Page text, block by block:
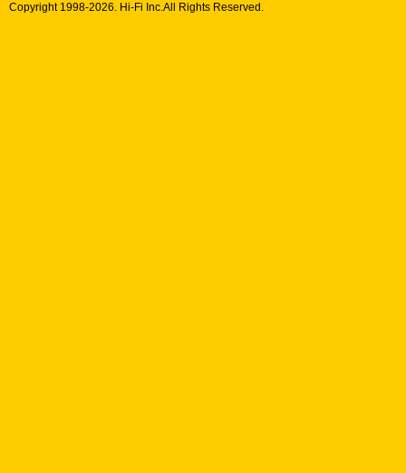
Copyright 1998-2026. Hi-Fi Inc.All Rights Reserved.